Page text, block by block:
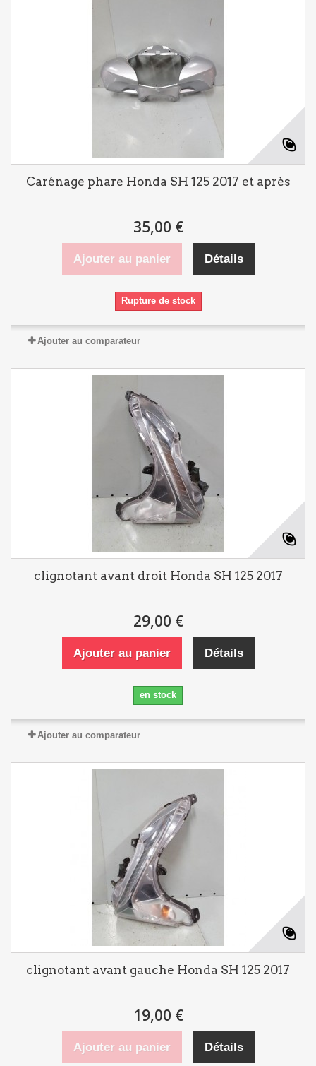
Carénage phare Honda SH 125 2017 et après
35,00 €
Ajouter au panier Détails
Rupture de stock
Ajouter au comparateur
clignotant avant droit Honda SH 125 2017
29,00 €
Ajouter au panier Détails
en stock
Ajouter au comparateur
clignotant avant gauche Honda SH 125 2017
19,00 €
Ajouter au panier Détails